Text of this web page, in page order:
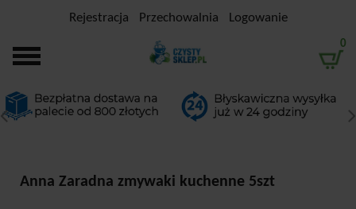
Rejestracja Przechowalnia Logowanie
0
Anna Zaradna zmywaki kuchenne 5szt